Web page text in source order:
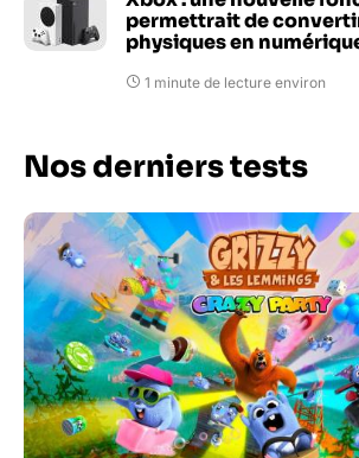
permettrait de
physiques en
1 minute de lecture environ
Nos derniers tests